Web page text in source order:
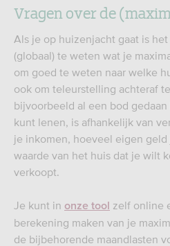
Vragen over de
Als je op huizenjacht gaat is
(globaal) te weten wat je
om goed te weten naar welke
ook om teleurstelling achteraf
bijvoorbeeld al een bod gedaan
kunt lenen, is afhankelijk van
je inkomen, hoeveel eigen geld
waarde van het huis dat je wilt
verkoopt.
Je kunt in onze tool zelf online
berekening maken van je
de bijbehorende maandlasten